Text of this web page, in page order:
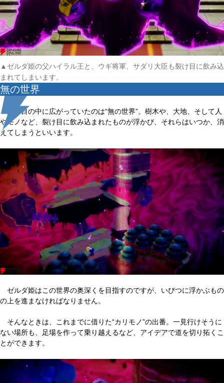
▲ゼルダ姫の父ハイラル王と、ウギ将軍、サダリ大臣も裂け目に飲み込
まれてしまいます。
無の世界
裂け目の中に広がっていたのは“無の世界”。樹木や、大地、そして人
やモノなど、裂け目に飲み込まれたものが浮かび、それらはいつか、消
えてしまうといいます。
ゼルダ姫はこの世界の奥深くを目指すのですが、いびつに浮かぶもの
の上を進まなければなりません。
そんなときは、これまでに借りた“カリモノ”の出番。一見行けそうに
ない場所も、足場を作って乗り越えるなど、アイデアで道を切り拓くこ
とができます。